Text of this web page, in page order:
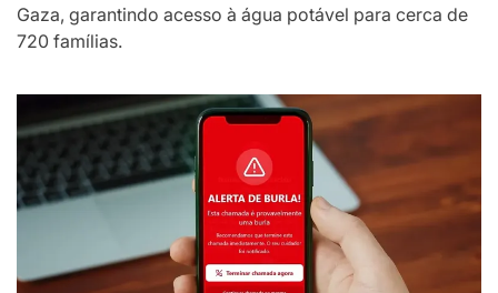
Gaza, garantindo acesso à água potável para cerca de
720 famílias.